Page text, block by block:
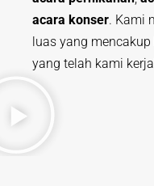
acara konser. Kami
luas yang
yang telah kami